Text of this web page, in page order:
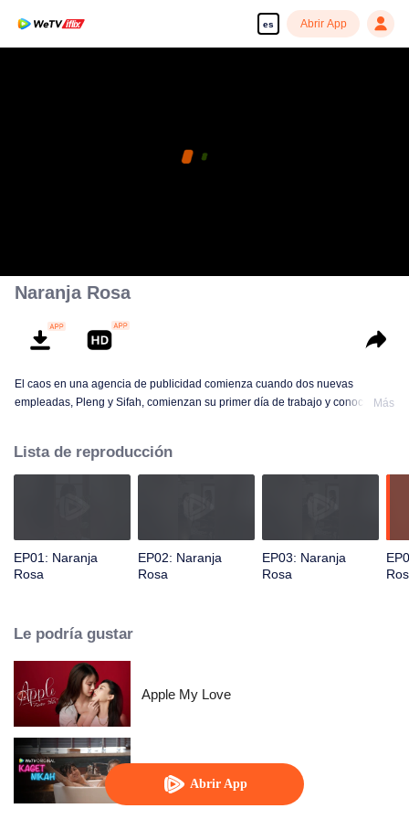
es Abrir App
Abrir App
Naranja Rosa
El caos en una agencia de publicidad comienza cuando dos nuevas
empleadas, Pleng y Sifah, comienzan su primer día de trabajo y conocen aMás
Lista de reproducción
EP01: Naranja
Rosa
EP02: Naranja
Rosa
EP03: Naranja
Rosa
Le podría gustar
Apple My Love